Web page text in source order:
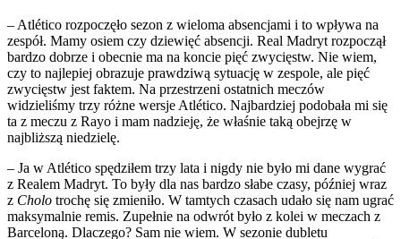
– Atlético rozpoczęło sezon z wieloma absencjami i to wpływa na
zespół. Mamy osiem czy dziewięć absencji. Real Madryt rozpoczął
bardzo dobrze i obecnie ma na koncie pięć zwycięstw. Nie wiem,
czy to najlepiej obrazuje prawdziwą sytuację w zespole, ale pięć
zwycięstw jest faktem. Na przestrzeni ostatnich meczów
widzieliśmy trzy różne wersje Atlético. Najbardziej podobała mi się
ta z meczu z Rayo i mam nadzieję, że właśnie taką obejrzę w
najbliższą niedzielę.
– Ja w Atlético spędziłem trzy lata i nigdy nie było mi dane wygrać
z Realem Madryt. To były dla nas bardzo słabe czasy, później wraz
z Cholo trochę się zmieniło. W tamtych czasach udało się nam ugrać
maksymalnie remis. Zupełnie na odwrót było z kolei w meczach z
Barceloną. Dlaczego? Sam nie wiem. W sezonie dubletu